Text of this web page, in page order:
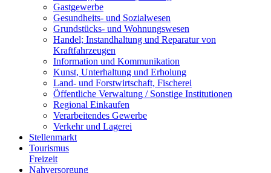
Gastgewerbe
Gesundheits- und Sozialwesen
Grundstücks- und Wohnungswesen
Handel; Instandhaltung und Reparatur von
Kraftfahrzeugen
Information und Kommunikation
Kunst, Unterhaltung und Erholung
Land- und Forstwirtschaft, Fischerei
Öffentliche Verwaltung / Sonstige Institutionen
Regional Einkaufen
Verarbeitendes Gewerbe
Verkehr und Lagerei
Stellenmarkt
Tourismus
Freizeit
Nahversorgung